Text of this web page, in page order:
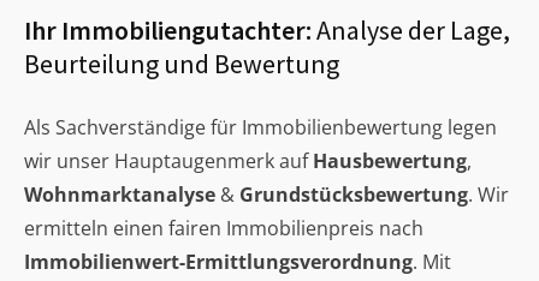
Ihr Immobiliengutachter:Analyse der Lage,
Beurteilung und Bewertung
Als Sachverständige für Immobilienbewertung legen
wir unser Hauptaugenmerk aufHausbewertung,
Wohnmarktanalyse & Grundstücksbewertung. Wir
ermitteln einen fairen Immobilienpreis nach
Immobilienwert-Ermittlungsverordnung. Mit